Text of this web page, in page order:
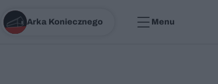
Arka Koniecznego Menu